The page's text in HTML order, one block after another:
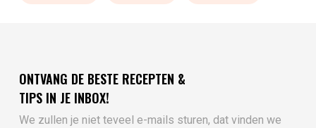
ONTVANG DE BESTE RECEPTEN &
TIPS IN JE INBOX!
We zullen je niet teveel e-mails sturen, dat vinden we